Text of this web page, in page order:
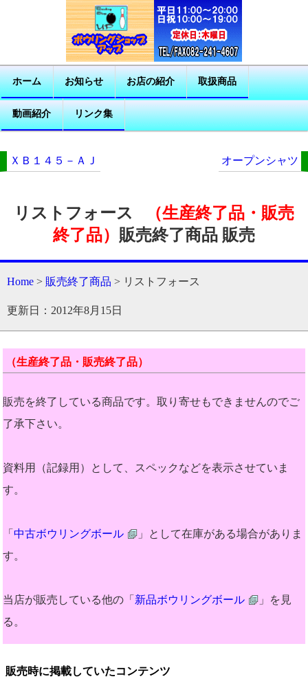
ホーム お知らせ お店の紹介 取扱商品
動画紹介 リンク集
ＸＢ１４５－ＡＪ オープンシャツ
リストフォース
（生産終了品・販売
終了品） 販売終了商品 販売
Home > 販売終了商品 > リストフォース
更新日：2012年8月15日
（生産終了品・販売終了品）
販売を終了している商品です。取り寄せもできませんのでご
了承下さい。
資料用（記録用）として、スペックなどを表示させていま
す。
「中古ボウリングボール
」として在庫がある場合がありま
す。
当店が販売している他の「 新品ボウリングボール
」を見
る。
販売時に掲載していたコンテンツ